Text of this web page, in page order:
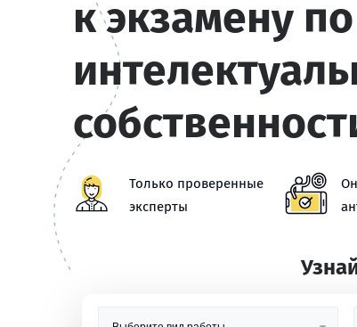
к экзамену
Только проверенные
эксперты